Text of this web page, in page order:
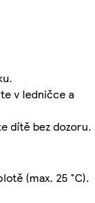
v ledničce a
dítě bez dozoru.
(max. 25 °C).